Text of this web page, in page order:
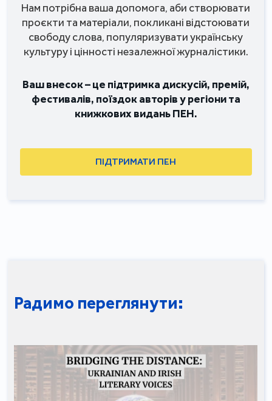
Нам потрібна ваша допомога, аби створювати
проєкти та матеріали, покликані відстоювати
свободу слова, популяризувати українську
культуру і цінності незалежної журналістики.
Ваш внесок – це підтримка дискусій, премій,
фестивалів, поїздок авторів у регіони та
книжкових видань ПЕН.
ПІДТРИМАТИ ПЕН
Радимо переглянути: